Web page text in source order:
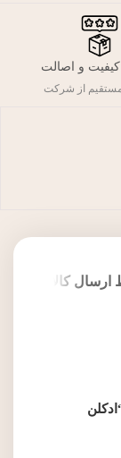
و اصالت
از شرکت
کالا